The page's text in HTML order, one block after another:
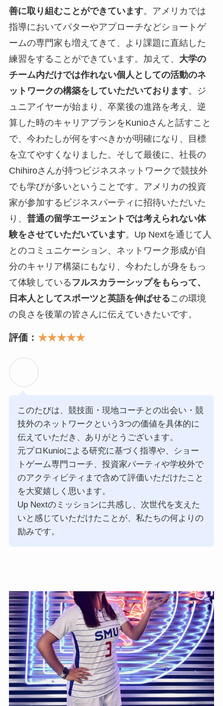
善に取り組むことができています。アメリカでは
指導においてパターやアプローチなどショートゲ
ームの専門家も増えてきて、より課題に直結した
練習をすることができています。加えて、 大学の
チーム内だけでは作れない個人としての活動のネ
ットワークの構築をしていただいております。ジ
ュニアイヤーが始まり、卒業後の進路を考え、逆
算した時のキャリアプランをKunioさんと話すこと
で、今わたしが何をすべきかが明確になり、目標
を立てやすくなりました。そして最後に、社長の
Chihiroさんが持つビジネスネットワークで競技外
でも学びが多いということです。アメリカの投資
家が参加するビジネスパーティに招待いただいた
り、 普通の留学エージェントでは考えられない体
験をさせていただいています。Up Nextを通じて人
とのコミュニケーション、ネットワーク形成が自
分のキャリア構築にもなり、今わたしが身をもっ
て体験している フルスカラーシップをもらって、
日本人としてスポーツと英語を伸ばせるこの環境
の良さを後輩の皆さんに伝えていきたいです。
評価： ★★★★★
このたびは、競技面・現地コーチとの出会い・競
技外のネットワークという3つの価値を具体的に
伝えていただき、ありがとうございます。
元プロKunioによる研究に基づく指導や、ショー
トゲーム専門コーチ、投資家パーティや学校外で
のアクティビティまで含めて評価いただけたこと
を大変嬉しく思います。
Up Nextのミッションに共感し、次世代を支えた
いと感じていただけたことが、私たちの何よりの
励みです。